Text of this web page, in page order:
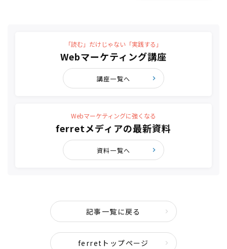
「読む」だけじゃない「実践する」
Webマーケティング講座
講座一覧へ
Webマーケティングに強くなる
ferretメディアの最新資料
資料一覧へ
記事一覧に戻る
ferretトップページ